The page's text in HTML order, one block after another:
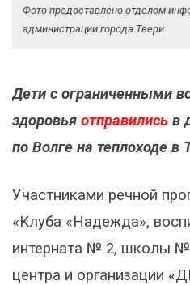
Фото предоставлено отделом
администрации города Твери
Дети с ограниченными
здоровья отправились в
по Волге на теплоходе в
Участниками речной
«Клуба «Надежда»,
интерната № 2, школы №
центра и организации